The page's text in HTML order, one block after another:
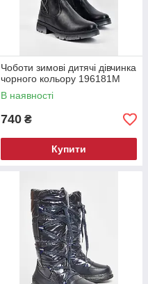
Чоботи зимові дитячі дівчинка
чорного кольору 196181M
В наявності
740 ₴
Купити